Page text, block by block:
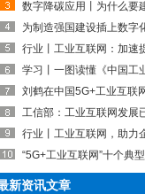
新资讯文章